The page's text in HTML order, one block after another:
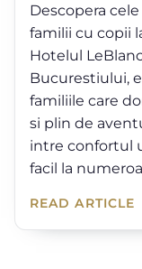
Descopera
familii cu copii
Hotelul
Bucurestiului,
familiile care
si plin de
intre confortul
facil la
READ ARTICLE